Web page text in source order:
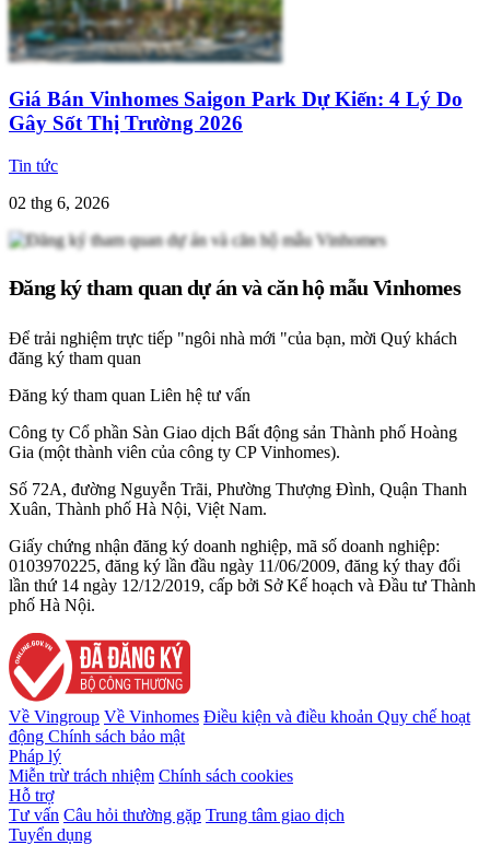
Giá Bán Vinhomes Saigon Park Dự Kiến: 4 Lý Do
Gây Sốt Thị Trường 2026
Tin tức
02 thg 6, 2026
Đăng ký tham quan dự án và căn hộ mẫu Vinhomes
Để trải nghiệm trực tiếp "ngôi nhà mới "của bạn, mời Quý khách
đăng ký tham quan
Đăng ký tham quan Liên hệ tư vấn
Công ty Cổ phần Sàn Giao dịch Bất động sản Thành phố Hoàng
Gia (một thành viên của công ty CP Vinhomes).
Số 72A, đường Nguyễn Trãi, Phường Thượng Đình, Quận Thanh
Xuân, Thành phố Hà Nội, Việt Nam.
Giấy chứng nhận đăng ký doanh nghiệp, mã số doanh nghiệp:
0103970225, đăng ký lần đầu ngày 11/06/2009, đăng ký thay đổi
lần thứ 14 ngày 12/12/2019, cấp bởi Sở Kế hoạch và Đầu tư Thành
phố Hà Nội.
Về Vingroup Về Vinhomes Điều kiện và điều khoản Quy chế hoạt
động Chính sách bảo mật
Pháp lý
Miễn trừ trách nhiệm Chính sách cookies
Hỗ trợ
Tư vấn Câu hỏi thường gặp Trung tâm giao dịch
Tuyển dụng